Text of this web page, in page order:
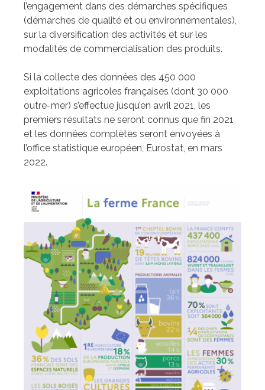
l’engagement dans des démarches spécifiques
(démarches de qualité et ou environnementales),
sur la diversification des activités et sur les
modalités de commercialisation des produits.
Si la collecte des données des 450 000
exploitations agricoles françaises (dont 30 000
outre-mer) s’effectue jusqu’en avril 2021, les
premiers résultats ne seront connus que fin 2021
et les données complètes seront envoyées à
l’office statistique européen, Eurostat, en mars
2022.